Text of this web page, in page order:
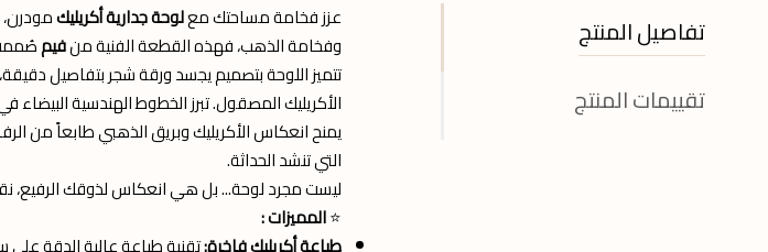
تفاصيل المنتج
تقييمات المنتج
عزز فخامة مساحتك معلوحة جدارية أكريليك
وفخامة الذهب، فهذه القطعة الفنية منفيم
تتميز اللوحة بتصميم يجسد ورقة شجر بتفاصيل
الأكريليك المصقول. تبرز الخطوط الهندسية
يمنح انعكاس الأكريليك وبريق الذهبي طابعاً من
التي تنشد الحداثة.
ليست مجرد لوحة... بل هي انعكاس لذوقك الرفيع،
⭐المميزات :